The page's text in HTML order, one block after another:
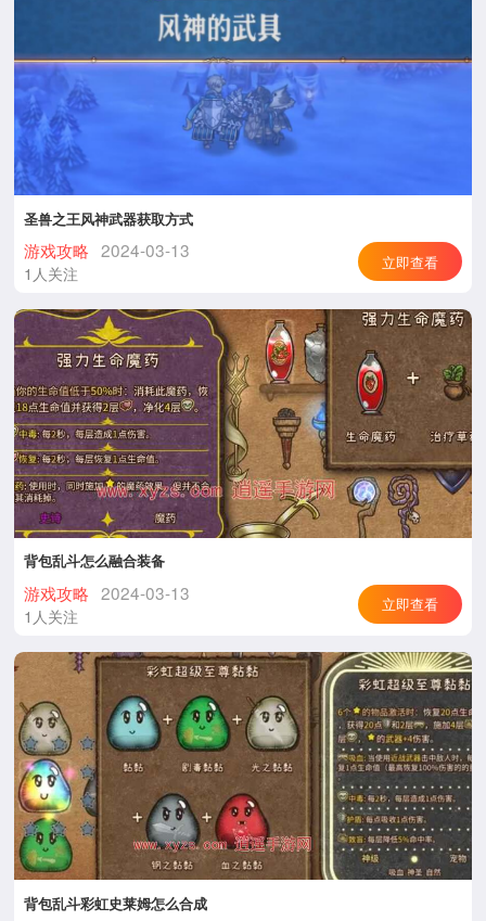
圣兽之王风神武器获取方式
游戏攻略 2024-03-13
1人关注
立即查看
背包乱斗怎么融合装备
游戏攻略 2024-03-13
1人关注
立即查看
背包乱斗彩虹史莱姆怎么合成